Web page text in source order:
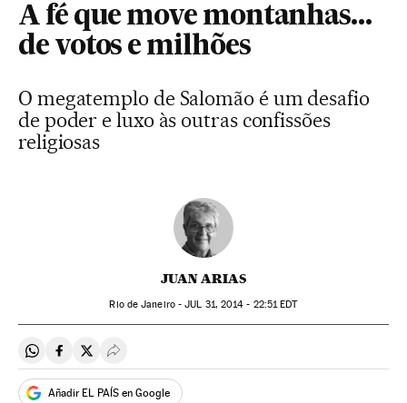
A fé que move montanhas…
de votos e milhões
O megatemplo de Salomão é um desafio
de poder e luxo às outras confissões
religiosas
JUAN ARIAS
Rio de Janeiro -JUL 31, 2014 - 22:51EDT
Compartir en Whatsapp
Compartir en Facebook
Compartir en Twitter
Desplegar Redes Sociales
Añadir EL PAÍS en Google